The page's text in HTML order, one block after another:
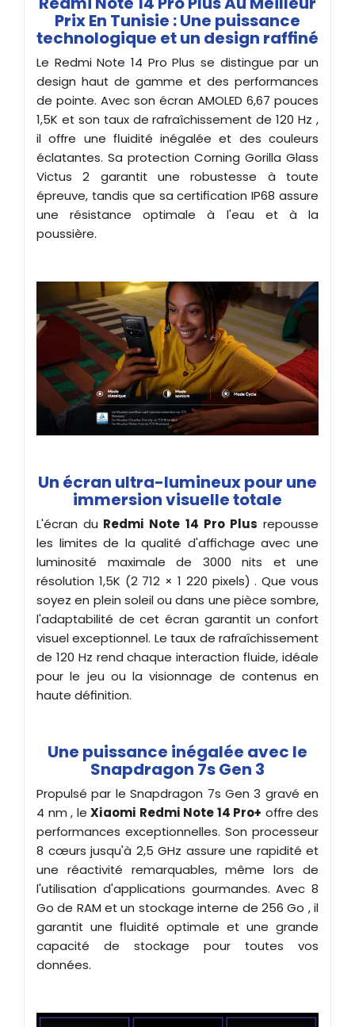
Prix En Tunisie : Une puissance
technologique et un design raffiné
Le Redmi Note 14 Pro Plus se distingue par un
design haut de gamme et des performances
de pointe. Avec son écran AMOLED 6,67 pouces
1,5K et son taux de rafraîchissement de 120 Hz ,
il offre une fluidité inégalée et des couleurs
éclatantes. Sa protection Corning Gorilla Glass
Victus 2 garantit une robustesse à toute
épreuve, tandis que sa certification IP68 assure
une résistance optimale à l'eau et à la
poussière.
Un écran ultra-lumineux pour une
immersion visuelle totale
L'écran du Redmi Note 14 Pro Plus repousse
les limites de la qualité d'affichage avec une
luminosité maximale de 3000 nits et une
résolution 1,5K (2 712 × 1 220 pixels) . Que vous
soyez en plein soleil ou dans une pièce sombre,
l'adaptabilité de cet écran garantit un confort
visuel exceptionnel. Le taux de rafraîchissement
de 120 Hz rend chaque interaction fluide, idéale
pour le jeu ou la visionnage de contenus en
haute définition.
Une puissance inégalée avec le
Snapdragon 7s Gen 3
Propulsé par le Snapdragon 7s Gen 3 gravé en
4 nm , le Xiaomi Redmi Note 14 Pro+ offre des
performances exceptionnelles. Son processeur
8 cœurs jusqu'à 2,5 GHz assure une rapidité et
une réactivité remarquables, même lors de
l'utilisation d'applications gourmandes. Avec 8
Go de RAM et un stockage interne de 256 Go , il
garantit une fluidité optimale et une grande
capacité de stockage pour toutes vos
données.